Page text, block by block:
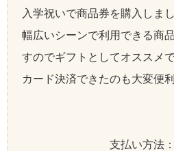
入学祝いで商品券を購入しまし
幅広いシーンで利用できる商
すのでギフトとしてオススメで
カード決済できたのも大変便
支払い方法